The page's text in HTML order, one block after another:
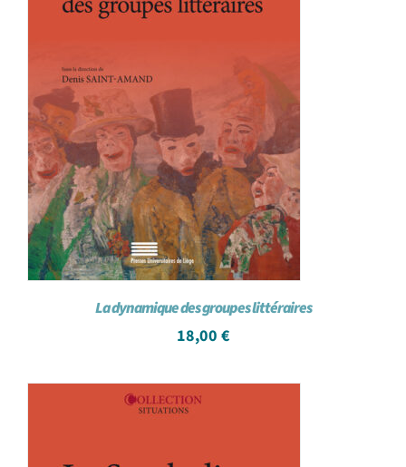
La dynamique des groupes littéraires
18,00 €